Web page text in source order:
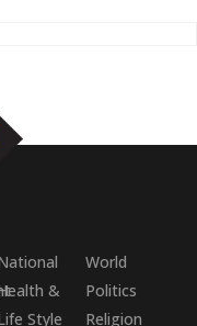
World
&
Style
Politics
Religion